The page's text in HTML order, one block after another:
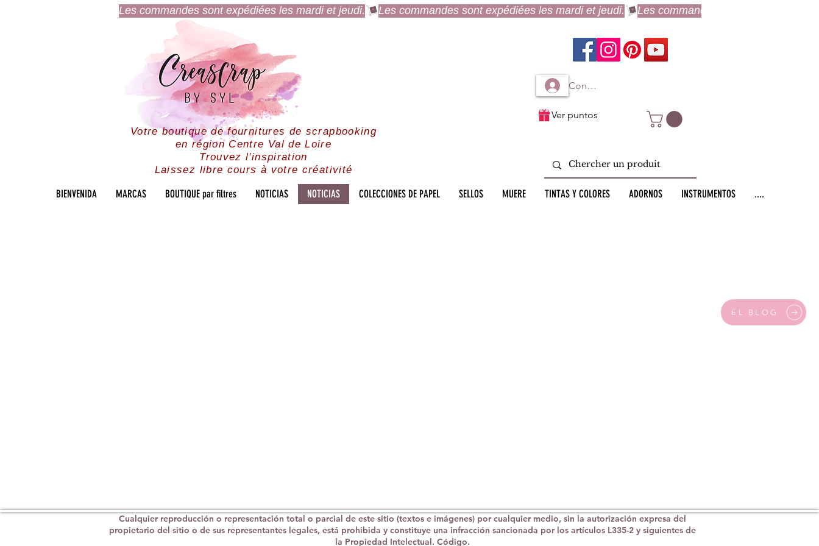
Les commandes sont expédiées les mardi et jeudi.
Votre boutique de fournitures de scrapbooking
en région Centre Val de Loire
Trouvez l'inspiration
Laissez libre cours à votre créativité
Connexion à mon compte
Ver puntos
BIENVENIDA MARCAS BOUTIQUE par filtres NOTICIAS NOTICIAS COLECCIONES DE PAPEL SELLOS MUERE TINTAS Y COLORES ADORNOS INSTRUMENTOS ....
EL BLOG
Cualquier reproducción o representación total o parcial de este sitio (textos e imágenes) por cualquier medio, sin la autorización expresa del
propietario del sitio o de sus representantes legales, está prohibida y constituye una infracción sancionada por los artículos L335-2 y siguientes de
la Propiedad Intelectual. Código.